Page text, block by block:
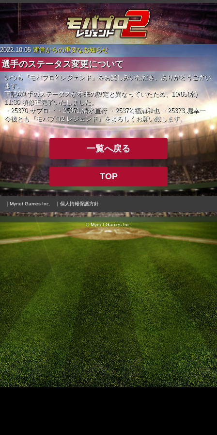
2022.10.05 運営からの重要なお知らせ
選手のステータス変更について
いつも『モバプロ2 レジェンド』をお楽しみいただき、ありがとうござい
ます。
下記4選手のステータスが本来の設定と異なっていたため、10/05(水)
11:30 頃修正完了いたしました。
・25370,サブロー・25371,清水直行・25372,福浦和也 ・25373,堀幸一
今後とも『モバプロ2 レジェンド』をよろしくお願い致します。
一覧へ戻る
TOP
｜Mynet Games Inc. ｜個人情報保護方針
© Mynet Games Inc.